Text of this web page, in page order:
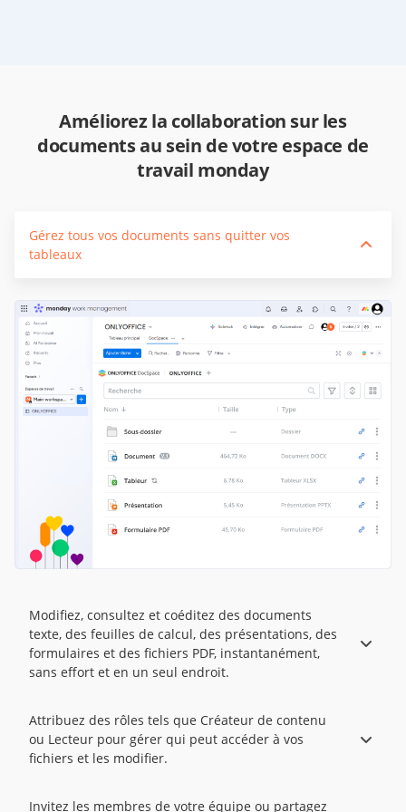
Améliorez la collaboration sur les
documents au sein de votre espace de
travail monday
Gérez tous vos documents sans quitter vos
tableaux
Modifiez, consultez et coéditez des documents
texte, des feuilles de calcul, des présentations, des
formulaires et des fichiers PDF, instantanément,
sans effort et en un seul endroit.
Attribuez des rôles tels que Créateur de contenu
ou Lecteur pour gérer qui peut accéder à vos
fichiers et les modifier.
Invitez les membres de votre équipe ou partagez